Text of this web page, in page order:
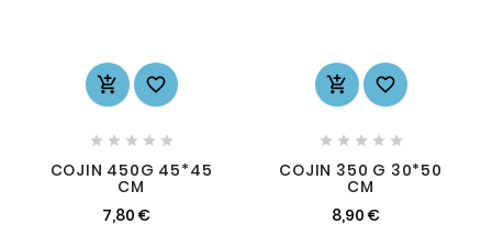
 
    
COJIN 450G 45*45
CM
7,80 €
 
    
COJIN 350 G 30*50
CM
8,90 €